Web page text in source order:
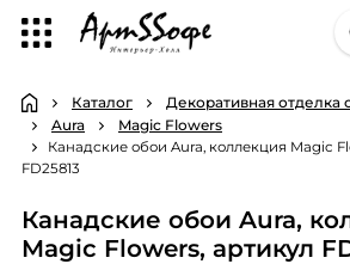
Каталог Декоративная отделка
Aura
Magic Flowers
Канадские обои Aura, коллекция Magic
FD25813
Канадские обои Aura,
Magic Flowers, артикул